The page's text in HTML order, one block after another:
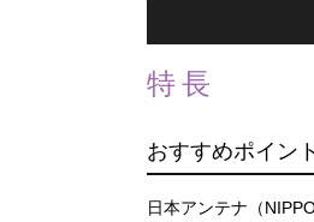
特長
おすすめポイント
日本アンテナ（